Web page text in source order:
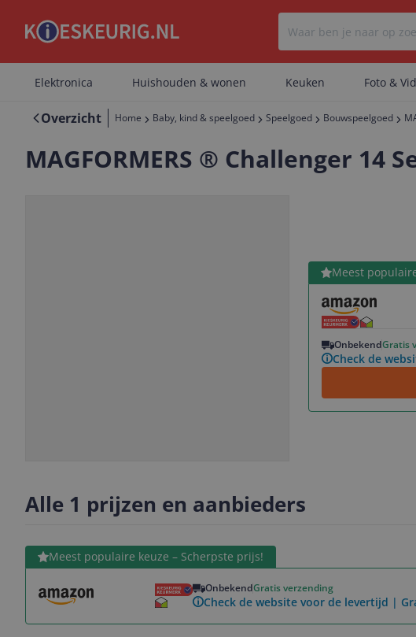
Elektronica Huishouden & wonen Keuken Foto &
Overzicht Home Baby, kind & speelgoed Speelgoed Bouwspeelgoed
MAGFORMERS ® Challenger 14
Meest
OnbekendGratis
Check de
Bekijk product
Alle 1 prijzen en aanbieders
Meest populaire keuze – Scherpste prijs!
OnbekendGratis verzending
Check de website voor de levertijd |
Bekijk product